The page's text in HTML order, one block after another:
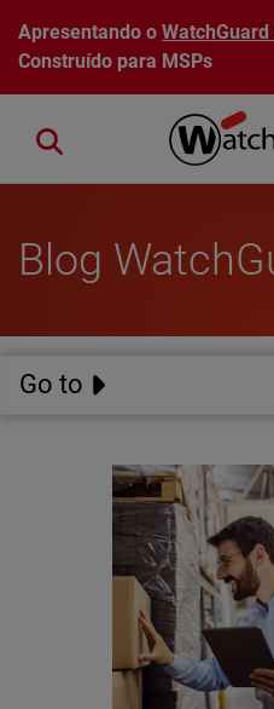
Pular para o conteúdo
Apresentando oWatchGuard
Construído para MSPs
Close search
Blog
Go to